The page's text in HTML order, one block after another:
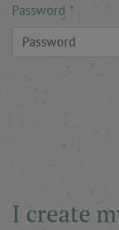
Password
I create